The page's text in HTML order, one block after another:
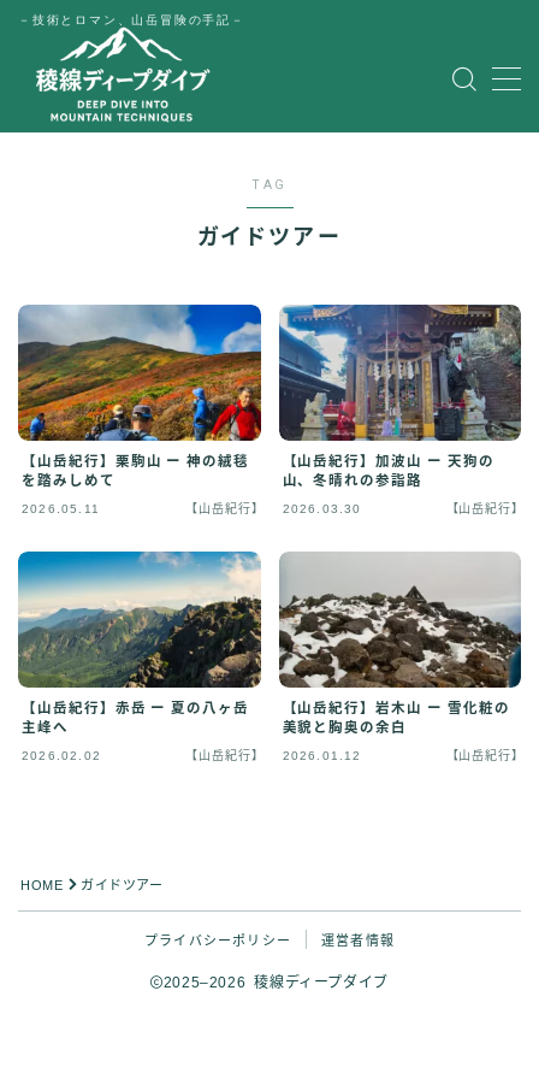
－技術とロマン、山岳冒険の手記－
MENU
Japanese
TAG
ガイドツアー
【山岳紀行】栗駒山 ー 神の絨毯
を踏みしめて
2026.05.11 【山岳紀行】
【山岳紀行】加波山 ー 天狗の
山、冬晴れの参詣路
2026.03.30 【山岳紀行】
【山岳紀行】赤岳 ー 夏の八ヶ岳
主峰へ
2026.02.02 【山岳紀行】
【山岳紀行】岩木山 ー 雪化粧の
美貌と胸奥の余白
2026.01.12 【山岳紀行】
HOME ガイドツアー
プライバシーポリシー 運営者情報
2025–2026 稜線ディープダイブ